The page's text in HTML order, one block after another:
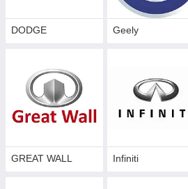
DODGE Geely
GREAT WALL Infiniti